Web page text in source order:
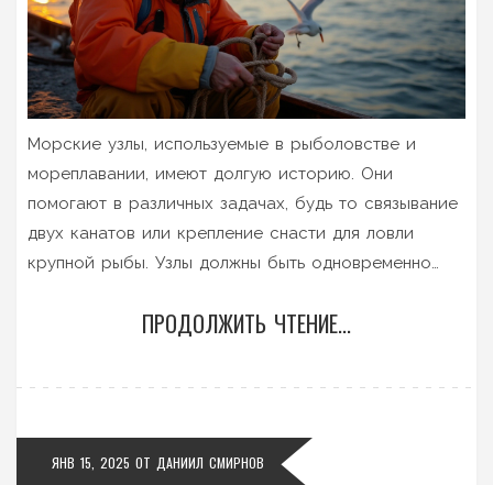
Морские узлы, используемые в рыболовстве и
мореплавании, имеют долгую историю. Они
помогают в различных задачах, будь то связывание
двух канатов или крепление снасти для ловли
крупной рыбы. Узлы должны быть одновременно
могли использовать даже новички. В этой статье мы
и в повседневной жизни.
ПРОДОЛЖИТЬ ЧТЕНИЕ...
ЯНВ 15, 2025 ОТ ДАНИИЛ СМИРНОВ